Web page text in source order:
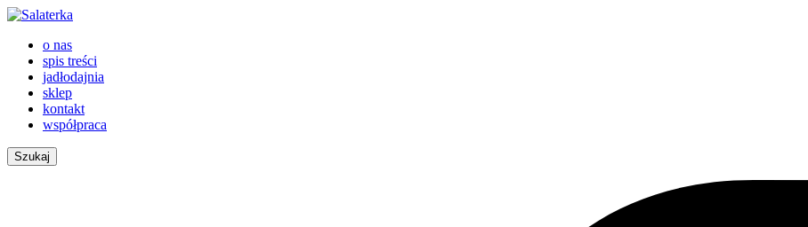
o nas
spis treści
jadłodajnia
sklep
kontakt
współpraca
Szukaj